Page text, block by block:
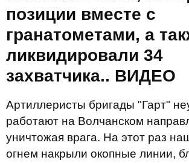
позиции вместе с
гранатометами, а
ликвидировали 34
захватчика.. ВИДЕО
Артиллеристы бригады "Гарт"
работают на Волчанском
уничтожая врага. На этот раз
огнем накрыли окопные линии,